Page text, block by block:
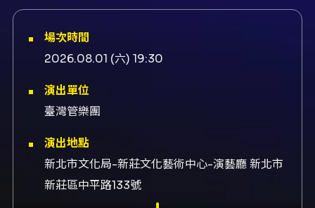
場次時間
2026.08.01 (六) 19:30
演出單位
臺灣管樂團
演出地點
新北市文化局-新莊文化藝術中心-演藝廳 新北市
新莊區中平路133號